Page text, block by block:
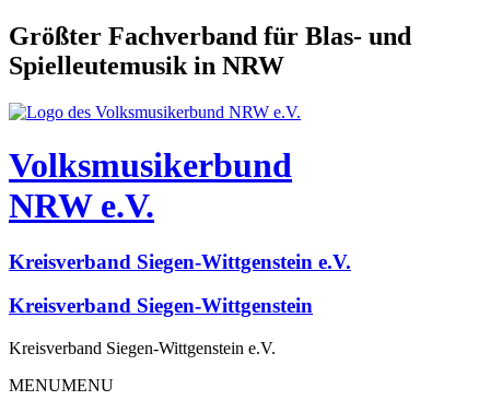
Größter Fachverband für Blas- und
Spielleutemusik in NRW
Volksmusikerbund
NRW e.V.
Kreisverband Siegen-Wittgenstein e.V.
Kreisverband Siegen-Wittgenstein
Kreisverband Siegen-Wittgenstein e.V.
MENUMENU